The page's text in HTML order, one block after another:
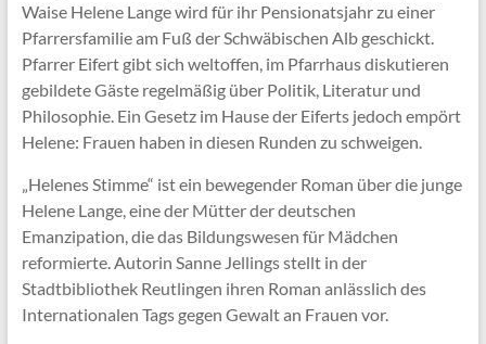
Waise Helene Lange wird für ihr Pensionatsjahr zu einer
Pfarrersfamilie am Fuß der Schwäbischen Alb geschickt.
Pfarrer Eifert gibt sich weltoffen, im Pfarrhaus diskutieren
gebildete Gäste regelmäßig über Politik, Literatur und
Philosophie. Ein Gesetz im Hause der Eiferts jedoch empört
Helene: Frauen haben in diesen Runden zu schweigen.
„Helenes Stimme“ ist ein bewegender Roman über die junge
Helene Lange, eine der Mütter der deutschen
Emanzipation, die das Bildungswesen für Mädchen
reformierte. Autorin Sanne Jellings stellt in der
Stadtbibliothek Reutlingen ihren Roman anlässlich des
Internationalen Tags gegen Gewalt an Frauen vor.